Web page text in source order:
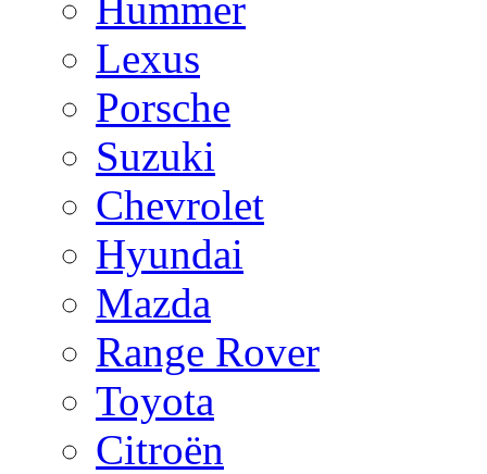
Lexus
Porsche
Suzuki
Chevrolet
Hyundai
Mazda
Range Rover
Toyota
Citroën